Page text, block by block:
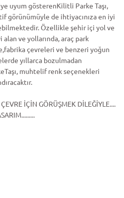
uyum gösterenKilitli Parke Taşı,
görünümüyle de ihtiyacınıza en iyi
Özellikle şehir içi yol ve
ve yollarında, araç park
çevreleri ve benzeri yoğun
yıllarca bozulmadan
muhtelif renk seçenekleri
İÇİN GÖRÜŞMEK DİLEĞİYLE....
YAPI TASARIM.........